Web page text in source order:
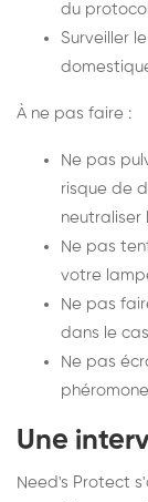
du
Surveiller
À ne pas faire :
Ne pas
risque de
neutraliser
Ne pas
votre
Ne pas
dans le
Ne pas
Une
Need's Protect